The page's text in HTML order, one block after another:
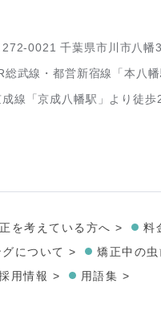
272-0021 千葉県市川市八幡
総武線・都営新宿線「本八
成線「京成八幡駅」より徒歩
を考えている方へ > 料
について > 矯正中の
用情報 > 用語集 >